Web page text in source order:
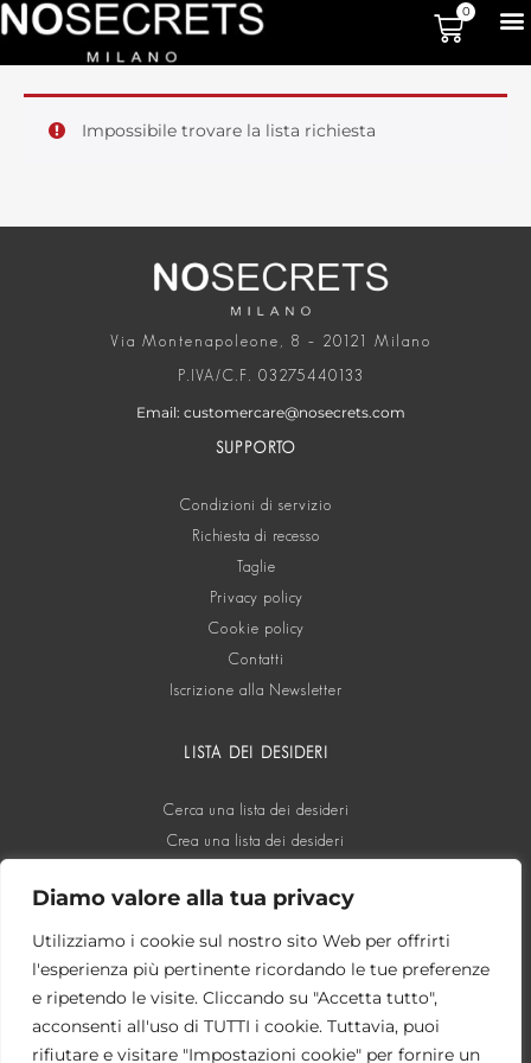
Diamo valore alla tua privacy
Utilizziamo i cookie sul nostro sito Web per offrirti
l'esperienza più pertinente ricordando le tue preferenze
e ripetendo le visite. Cliccando su "Accetta tutto",
acconsenti all'uso di TUTTI i cookie. Tuttavia, puoi
rifiutare e visitare "Impostazioni cookie" per fornire un
0
Impossibile trovare la lista richiesta
Via Montenapoleone, 8 – 20121 Milano
P.IVA/C.F. 03275440133
Email: customercare@nosecrets.com
SUPPORTO
Condizioni di servizio
Richiesta di recesso
Taglie
Privacy policy
Cookie policy
Contatti
Iscrizione alla Newsletter
LISTA DEI DESIDERI
Cerca una lista dei desideri
Crea una lista dei desideri
SOCIAL